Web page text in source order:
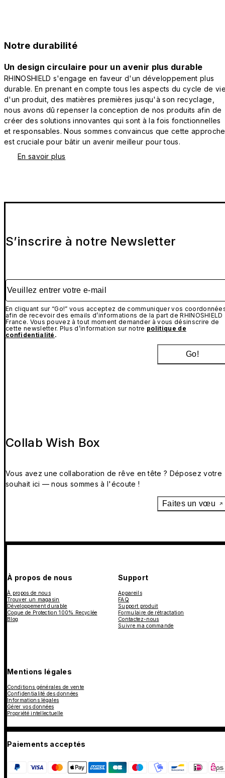
Notre durabilité
Un design circulaire pour un avenir plus durable
RHINOSHIELD s'engage en faveur d'un développement plus
durable. En prenant en compte tous les aspects du cycle de
d'un produit, des matières premières jusqu'à son recyclage,
nous avons dû repenser la conception de nos produits afin de
créer des solutions innovantes qui sont à la fois fonctionnelles
et responsables. Nous sommes convaincus que cette approche
est cruciale pour bâtir un avenir meilleur pour tous.
En savoir plus
S’inscrire à notre Newsletter
Veuillez entrer votre e-mail
En cliquant sur “Go!” vous acceptez de communiquer vos
afin de recevoir des emails d’informations de la part de RHINOSHIELD
France. Vous pouvez à tout moment demander à vous désinscrire de
cette newsletter. Plus d’information sur notre politique de
confidentialité .
Go!
Collab Wish Box
Vous avez une collaboration de rêve en tête ? Déposez votre
souhait ici — nous sommes à l'écoute !
Faites un vœu
À propos de nous
À propos de nous
Trouver un magasin
Développement durable
Coque de Protection 100% Recyclée
Blog
Support
Appareils
FAQ
Support produit
Formulaire de rétractation
Contactez-nous
Suivre ma commande
Mentions légales
Conditions générales de vente
Confidentialité des données
Informations légales
Gérer vos données
Propriété intellectuelle
Paiements acceptés